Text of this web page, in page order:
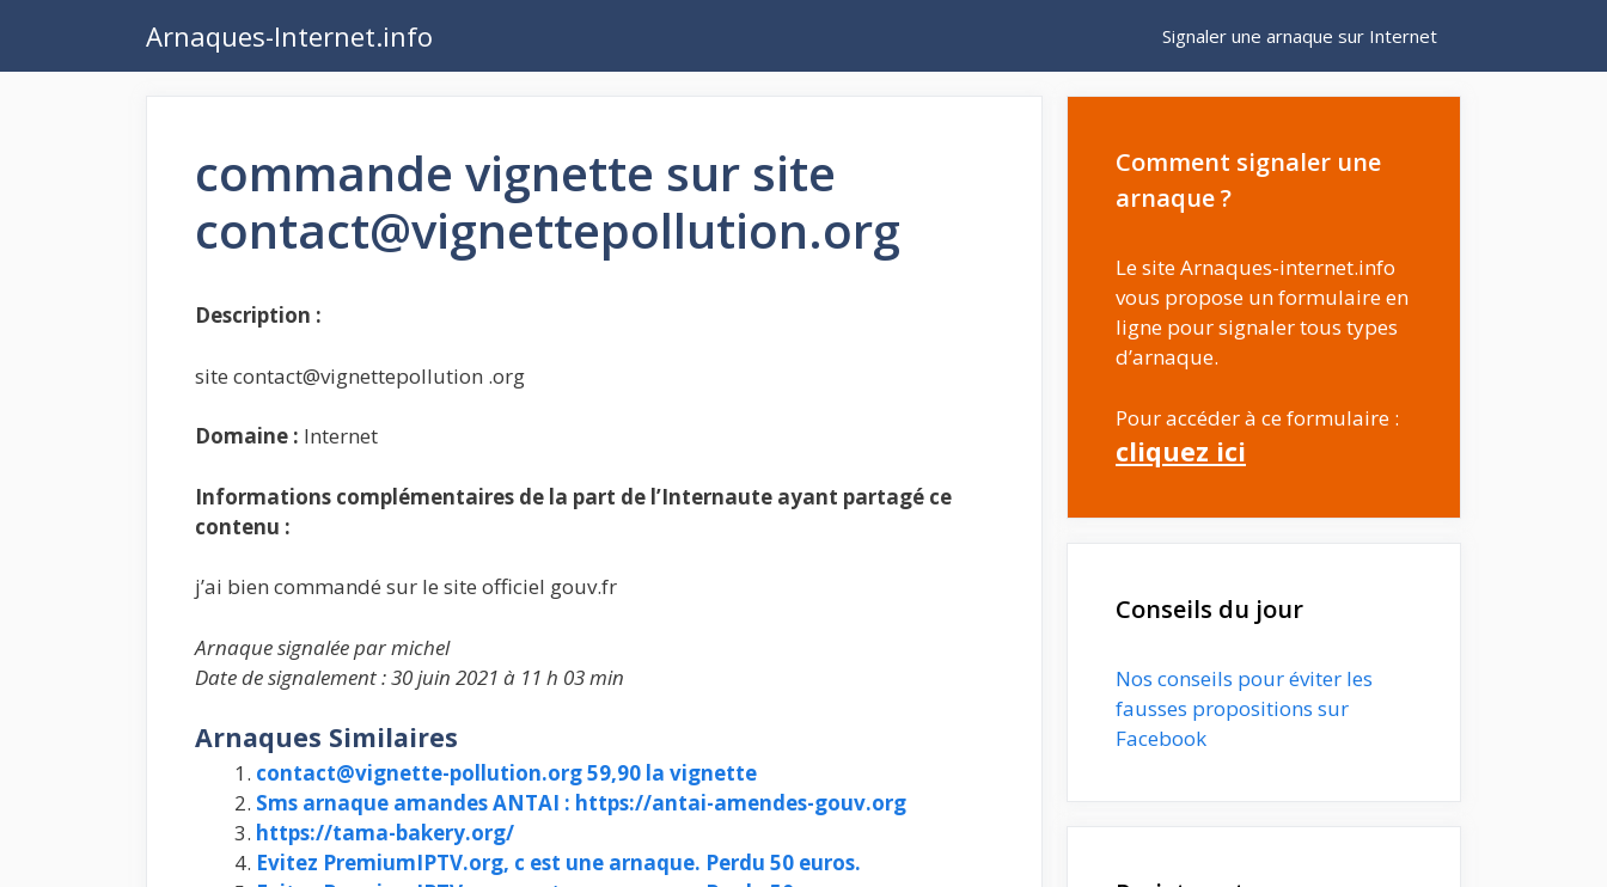
contenu
Arnaques-Internet.info Signaler une arnaque sur Internet
commande vignette sur site
contact@vignettepollution.org
Description :
site contact@vignettepollution .org
Domaine : Internet
Informations complémentaires de la part de l’Internaute ayant partagé ce
contenu :
j’ai bien commandé sur le site officiel gouv.fr
Arnaque signalée par michel
Date de signalement : 30 juin 2021 à 11 h 03 min
Arnaques Similaires
contact@vignette-pollution.org 59,90 la vignette
Sms arnaque amandes ANTAI : https://antai-amendes-gouv.org
https://tama-bakery.org/
Evitez PremiumIPTV.org, c est une arnaque. Perdu 50 euros.
Comment signaler une
arnaque ?
Le site Arnaques-internet.info
vous propose un formulaire en
ligne pour signaler tous types
d’arnaque.
Pour accéder à ce formulaire :
cliquez ici
Conseils du jour
Nos conseils pour éviter les
fausses propositions sur
Facebook